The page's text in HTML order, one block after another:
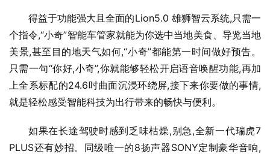
得益于功能强大且全面的Lion5.0 雄狮智云系统,只需一
个指令,“小奇”智能车管家就能为你选中当地美食、导览当地
美景,甚至目的地天气如何,“小奇”都能第一时间做好预告。
只需一句“你好,小奇”,你就能够轻松开启语音唤醒功能,再加
上全系标配的24.6吋曲面沉浸环绕屏,接下来你要做的事情,
就是轻松感受智能科技为出行带来的畅快与便利。
如果在长途驾驶时感到乏味枯燥,别急,全新一代瑞虎7
PLUS还有妙招。同级唯一的8扬声器SONY定制豪华音响,